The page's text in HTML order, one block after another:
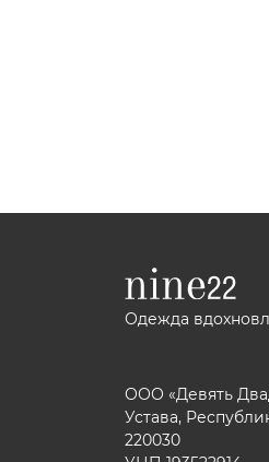
Одежда
ООО «Девять
Устава,
220030